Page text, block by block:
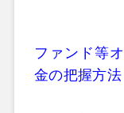
ファンド等
金の把握方法